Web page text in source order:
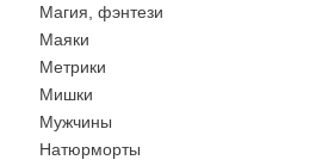
Магия, фэнтези
Маяки
Метрики
Мишки
Мужчины
Натюрморты